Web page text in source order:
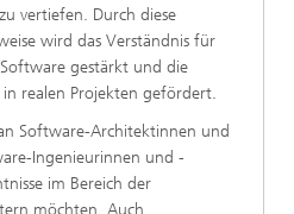
vertiefen. Durch diese
wird das Verständnis für
gestärkt und die
realen Projekten gefördert.
Software-Architektinnen und
Ingenieurinnen und -
im Bereich der
möchten. Auch